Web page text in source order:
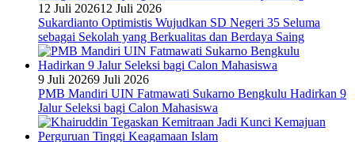
12 Juli 202612 Juli 2026
Sukardianto Optimistis Wujudkan SD Negeri 35 Seluma
sebagai Sekolah yang Berkualitas dan Berdaya Saing
9 Juli 20269 Juli 2026
PMB Mandiri UIN Fatmawati Sukarno Bengkulu Hadirkan 9
Jalur Seleksi bagi Calon Mahasiswa